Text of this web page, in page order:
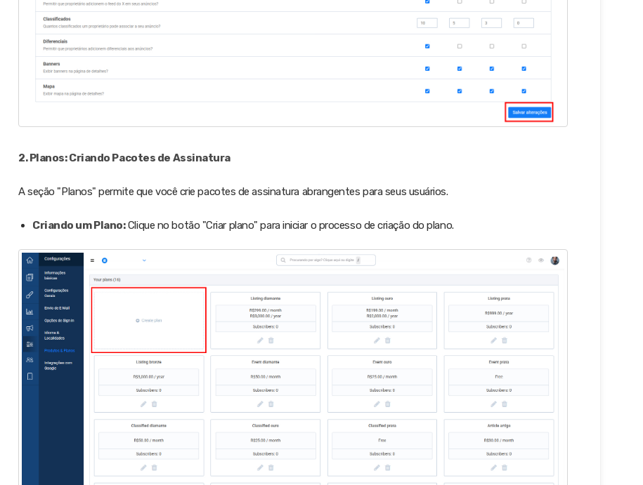
2. Planos: Criando Pacotes de Assinatura
A seção "Planos" permite que você crie pacotes de assinatura abrangentes para seus usuários.
Criando um Plano:Clique no botão "Criar plano" para iniciar o processo de criação do plano.